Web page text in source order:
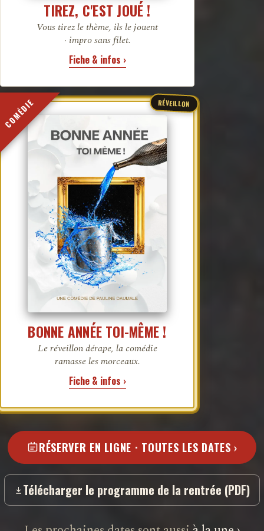
TIREZ, C'EST JOUÉ !
Vous tirez le thème, ils le jouent
· impro sans filet.
Fiche & infos ›
COMÉDIE RÉVEILLON
BONNE ANNÉE TOI-MÊME !
Le réveillon dérape, la comédie
ramasse les morceaux.
Fiche & infos ›
RÉSERVER EN LIGNE · TOUTES LES DATES ›
Télécharger le programme de la rentrée (PDF)